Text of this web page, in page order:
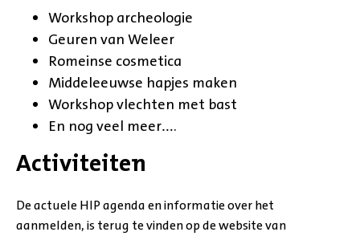
Workshop archeologie
Geuren van Weleer
Romeinse cosmetica
Middeleeuwse hapjes maken
Workshop vlechten met bast
En nog veel meer….
Activiteiten
De actuele HIP agenda en informatie over het
aanmelden, is terug te vinden op de website van